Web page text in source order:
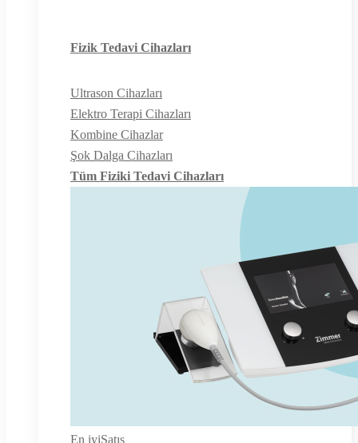
Fizik Tedavi Cihazları
Ultrason Cihazları
Elektro Terapi Cihazları
Kombine Cihazlar
Şok Dalga Cihazları
Tüm Fiziki Tedavi Cihazları
En iyiSatış